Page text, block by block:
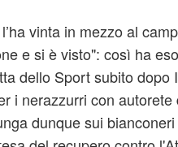
vinta in mezzo al
e si è visto": così ha
dello Sport subito dopo
i nerazzurri con autorete
dunque sui bianconeri